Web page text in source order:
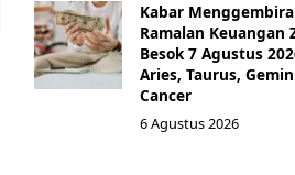
Kabar
Ramalan Keuangan
Besok 7 Agustus
Aries, Taurus,
Cancer
6 Agustus 2026